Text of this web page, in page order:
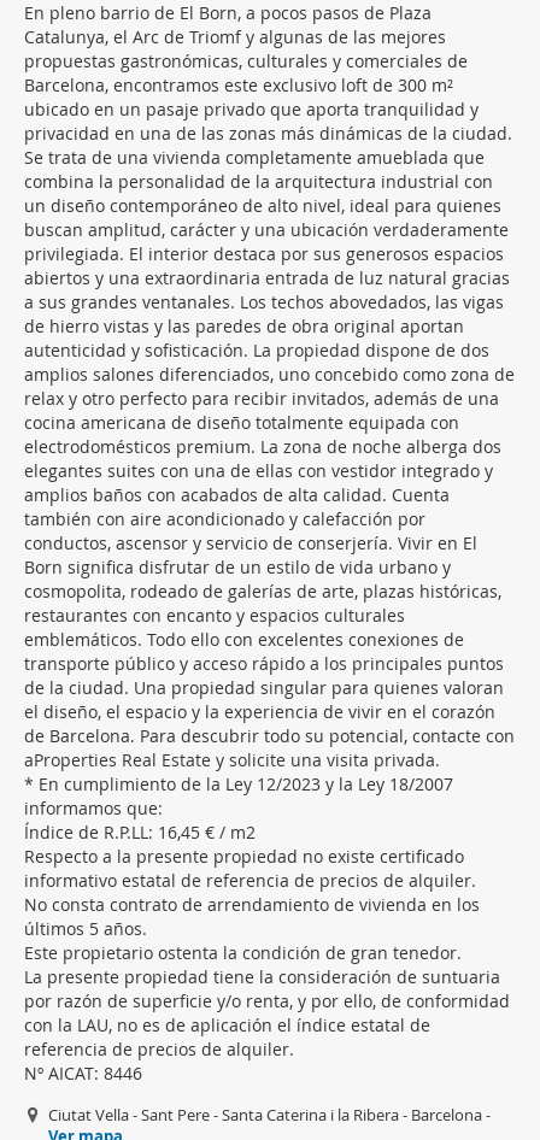
En pleno barrio de El Born, a pocos pasos de Plaza
Catalunya, el Arc de Triomf y algunas de las mejores
propuestas gastronómicas, culturales y comerciales de
Barcelona, encontramos este exclusivo loft de 300 m²
ubicado en un pasaje privado que aporta tranquilidad y
privacidad en una de las zonas más dinámicas de la ciudad.
Se trata de una vivienda completamente amueblada que
combina la personalidad de la arquitectura industrial con
un diseño contemporáneo de alto nivel, ideal para quienes
buscan amplitud, carácter y una ubicación verdaderamente
privilegiada. El interior destaca por sus generosos espacios
abiertos y una extraordinaria entrada de luz natural gracias
a sus grandes ventanales. Los techos abovedados, las vigas
de hierro vistas y las paredes de obra original aportan
autenticidad y sofisticación. La propiedad dispone de dos
amplios salones diferenciados, uno concebido como zona de
relax y otro perfecto para recibir invitados, además de una
cocina americana de diseño totalmente equipada con
electrodomésticos premium. La zona de noche alberga dos
elegantes suites con una de ellas con vestidor integrado y
amplios baños con acabados de alta calidad. Cuenta
también con aire acondicionado y calefacción por
conductos, ascensor y servicio de conserjería. Vivir en El
Born significa disfrutar de un estilo de vida urbano y
cosmopolita, rodeado de galerías de arte, plazas históricas,
restaurantes con encanto y espacios culturales
emblemáticos. Todo ello con excelentes conexiones de
transporte público y acceso rápido a los principales puntos
de la ciudad. Una propiedad singular para quienes valoran
el diseño, el espacio y la experiencia de vivir en el corazón
de Barcelona. Para descubrir todo su potencial, contacte con
aProperties Real Estate y solicite una visita privada.
* En cumplimiento de la Ley 12/2023 y la Ley 18/2007
informamos que:
Índice de R.P.LL: 16,45 € / m2
Respecto a la presente propiedad no existe certificado
informativo estatal de referencia de precios de alquiler.
No consta contrato de arrendamiento de vivienda en los
últimos 5 años.
Este propietario ostenta la condición de gran tenedor.
La presente propiedad tiene la consideración de suntuaria
por razón de superficie y/o renta, y por ello, de conformidad
con la LAU, no es de aplicación el índice estatal de
referencia de precios de alquiler.
Nº AICAT: 8446
Ciutat Vella - Sant Pere - Santa Caterina i la Ribera - Barcelona -